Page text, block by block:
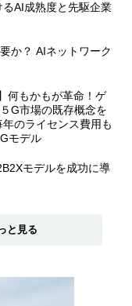
るAI成熟度と先駆企業
か？ AIネットワーク
何もかもが革命！ゲ
G市場の既存概念を
のライセンス費用も
モデル
モデルを成功に導
と見る